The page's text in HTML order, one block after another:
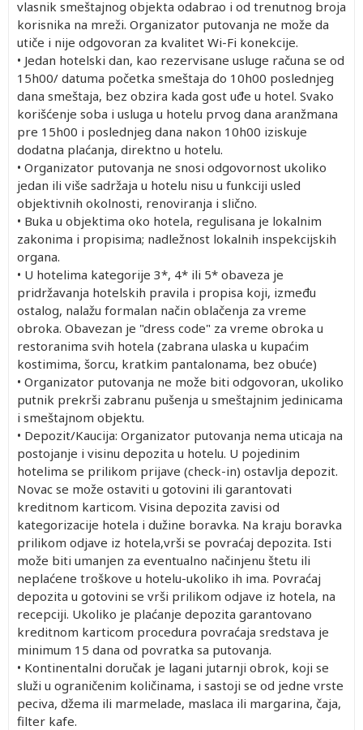
vlasnik smeštajnog objekta odabrao i od trenutnog broja
korisnika na mreži. Organizator putovanja ne može da
utiče i nije odgovoran za kvalitet Wi-Fi konekcije.
• Jedan hotelski dan, kao rezervisane usluge računa se od
15h00/ datuma početka smeštaja do 10h00 poslednjeg
dana smeštaja, bez obzira kada gost uđe u hotel. Svako
korišćenje soba i usluga u hotelu prvog dana aranžmana
pre 15h00 i poslednjeg dana nakon 10h00 iziskuje
dodatna plaćanja, direktno u hotelu.
• Organizator putovanja ne snosi odgovornost ukoliko
jedan ili više sadržaja u hotelu nisu u funkciji usled
objektivnih okolnosti, renoviranja i slično.
• Buka u objektima oko hotela, regulisana je lokalnim
zakonima i propisima; nadležnost lokalnih inspekcijskih
organa.
• U hotelima kategorije 3*, 4* ili 5* obaveza je
pridržavanja hotelskih pravila i propisa koji, između
ostalog, nalažu formalan način oblačenja za vreme
obroka. Obavezan je "dress code" za vreme obroka u
restoranima svih hotela (zabrana ulaska u kupaćim
kostimima, šorcu, kratkim pantalonama, bez obuće)
• Organizator putovanja ne može biti odgovoran, ukoliko
putnik prekrši zabranu pušenja u smeštajnim jedinicama
i smeštajnom objektu.
• Depozit/Kaucija: Organizator putovanja nema uticaja na
postojanje i visinu depozita u hotelu. U pojedinim
hotelima se prilikom prijave (check-in) ostavlja depozit.
Novac se može ostaviti u gotovini ili garantovati
kreditnom karticom. Visina depozita zavisi od
kategorizacije hotela i dužine boravka. Na kraju boravka
prilikom odjave iz hotela,vrši se povraćaj depozita. Isti
može biti umanjen za eventualno načinjenu štetu ili
neplaćene troškove u hotelu-ukoliko ih ima. Povraćaj
depozita u gotovini se vrši prilikom odjave iz hotela, na
recepciji. Ukoliko je plaćanje depozita garantovano
kreditnom karticom procedura povraćaja sredstava je
minimum 15 dana od povratka sa putovanja.
• Kontinentalni doručak je lagani jutarnji obrok, koji se
služi u ograničenim količinama, i sastoji se od jedne vrste
peciva, džema ili marmelade, maslaca ili margarina, čaja,
filter kafe.